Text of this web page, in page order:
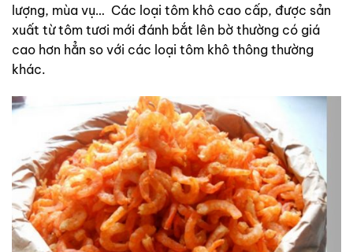
lượng, mùa vụ… Các loại tôm khô cao cấp, được sản
xuất từ tôm tươi mới đánh bắt lên bờ thường có giá
cao hơn hẳn so với các loại tôm khô thông thường
khác.